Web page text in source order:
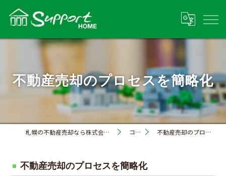
不動産売却のプロセスを簡略化
札幌の不動産売却なら株式会社サポートホーム コラム 不動産売却のプロセスを簡略化
不動産売却のプロセスを簡略化